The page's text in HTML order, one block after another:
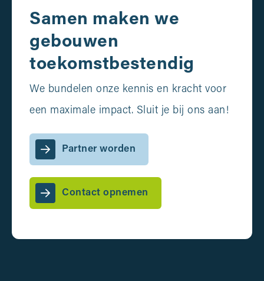
Samen maken we
gebouwen
toekomstbestendig
We bundelen onze kennis en kracht voor
een maximale impact. Sluit je bij ons aan!
Partner worden
Contact opnemen